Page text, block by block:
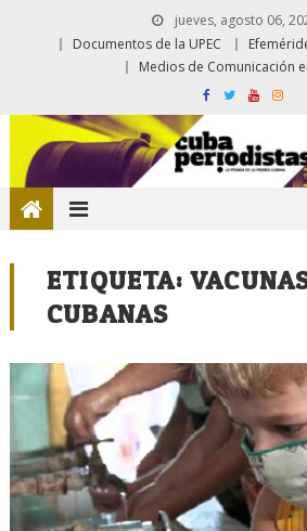
jueves, agosto 06,
Documentos de la UPEC
Medios de Comunicación
ETIQUETA:
CUBANAS